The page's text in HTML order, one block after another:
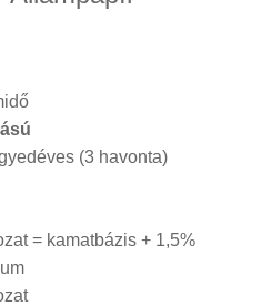
(3 havonta)
= kamatbázis + 1,5%